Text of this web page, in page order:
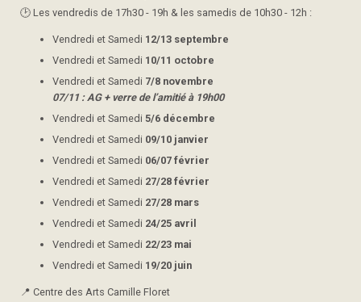
🕑​ Les vendredis de 17h30 - 19h & les samedis de 10h30 - 12h :
Vendredi et Samedi 12/13 septembre
Vendredi et Samedi 10/11 octobre
Vendredi et Samedi 7/8 novembre
07/11 : AG + verre de l’amitié à 19h00
Vendredi et Samedi 5/6 décembre
Vendredi et Samedi 09/10 janvier
Vendredi et Samedi 06/07 février
Vendredi et Samedi 27/28 février
Vendredi et Samedi 27/28 mars
Vendredi et Samedi 24/25 avril
Vendredi et Samedi 22/23 mai
Vendredi et Samedi 19/20 juin
📍 Centre des Arts Camille Floret